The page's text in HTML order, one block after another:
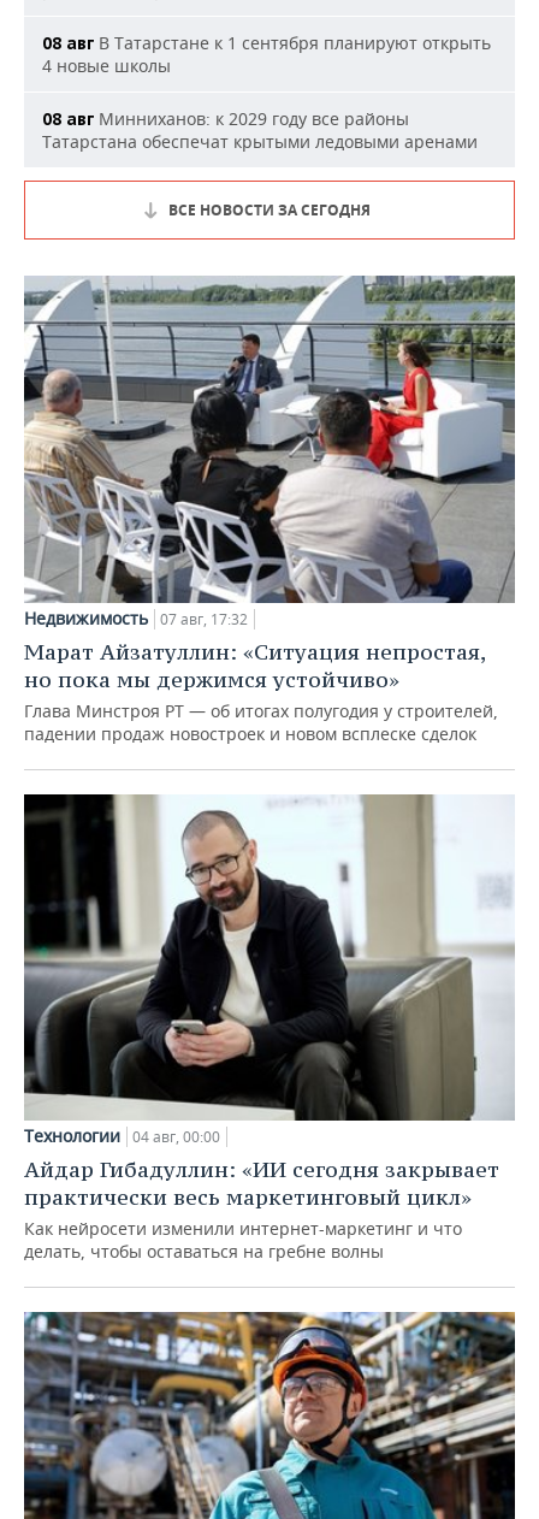
08 авг В Татарстане к 1 сентября планируют открыть
4 новые школы
08 авг Минниханов: к 2029 году все районы
Татарстана обеспечат крытыми ледовыми аренами
ВСЕ НОВОСТИ ЗА СЕГОДНЯ
Недвижимость 07 авг, 17:32
Марат Айзатуллин: «Ситуация непростая,
но пока мы держимся устойчиво»
Глава Минстроя РТ — об итогах полугодия у строителей,
падении продаж новостроек и новом всплеске сделок
Технологии 04 авг, 00:00
Айдар Гибадуллин: «ИИ сегодня закрывает
практически весь маркетинговый цикл»
Как нейросети изменили интернет-маркетинг и что
делать, чтобы оставаться на гребне волны